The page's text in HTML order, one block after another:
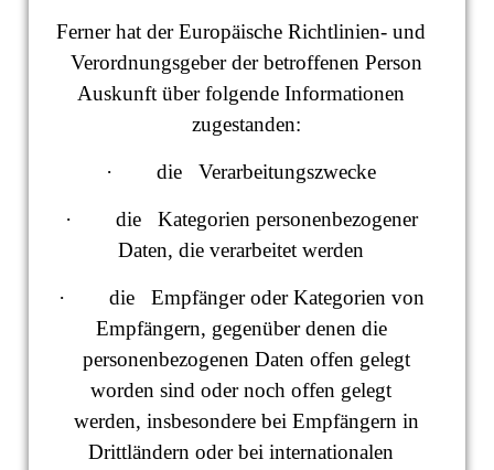
Ferner hat der Europäische Richtlinien- und
Verordnungsgeber der betroffenen Person
Auskunft über folgende Informationen
zugestanden:
· die Verarbeitungszwecke
· die Kategorien personenbezogener
Daten, die verarbeitet werden
· die Empfänger oder Kategorien von
Empfängern, gegenüber denen die
personenbezogenen Daten offen gelegt
worden sind oder noch offen gelegt
werden, insbesondere bei Empfängern in
Drittländern oder bei internationalen